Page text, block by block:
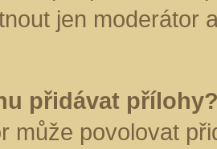
jen moderátor
přidávat
může povolovat